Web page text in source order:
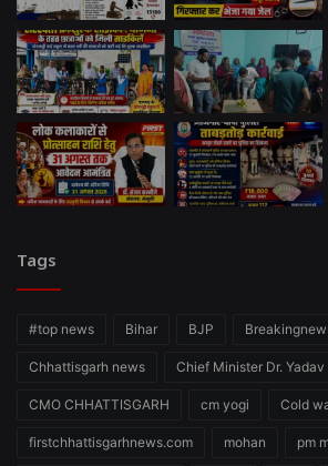
Tags
#top news Bihar BJP
Chhattisgarh news Chief Minister Dr. Yadav
CMO CHHATTISGARH cm yogi Cold
firstchhattisgarhnews.com mohan pm